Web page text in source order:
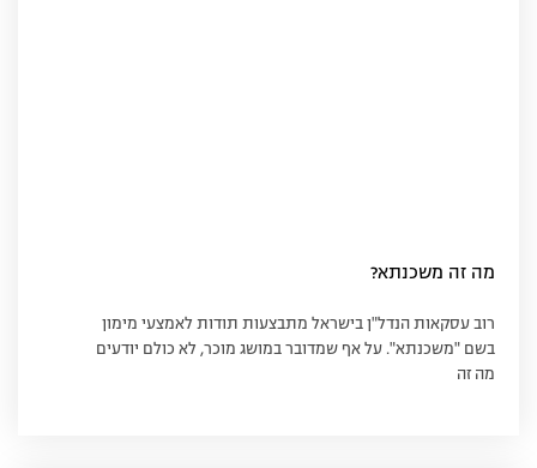
מה זה משכנתא?
רוב עסקאות הנדל"ן בישראל מתבצעות תודות לאמצעי מימון
בשם "משכנתא". על אף שמדובר במושג מוכר, לא כולם יודעים
מה זה